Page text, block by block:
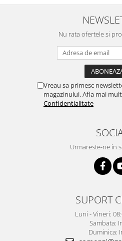
Nu rata ofertele si
Vreau sa primesc
magazinului. Afla mai
Confidentialitate
Urmareste-ne in
SUPORT
Luni - Vineri:
Sambata:
Duminica: